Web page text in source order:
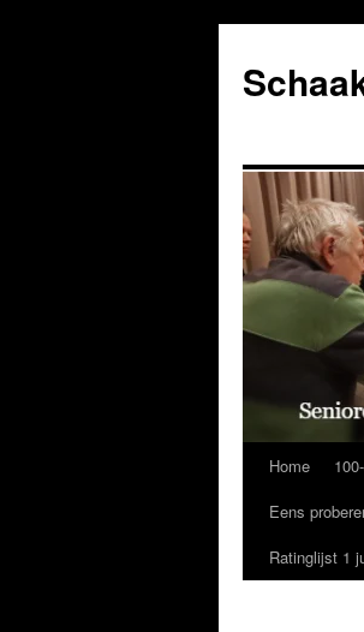
de
inhoud
Home
Eens
Ratinglijst 1